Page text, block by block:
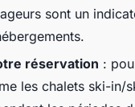
sont un
réservation :
les chalets ski-in/